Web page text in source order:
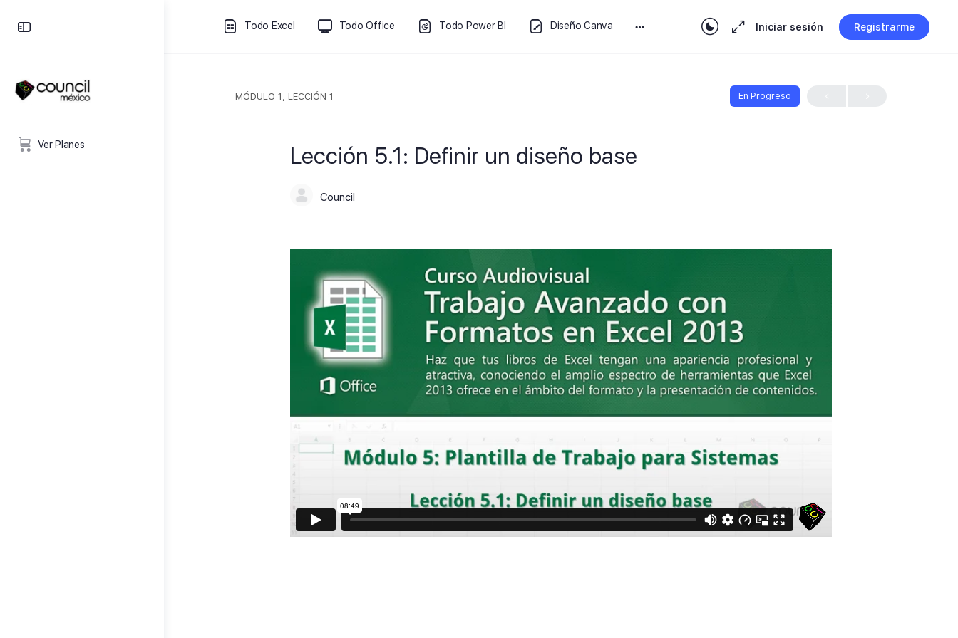
Ver Planes
Todo Excel Todo Office Todo Power BI Diseño Canva Iniciar sesión Registrarme
MÓDULO 1, LECCIÓN 1 En Progreso
Lección 5.1: Definir un diseño base
Council